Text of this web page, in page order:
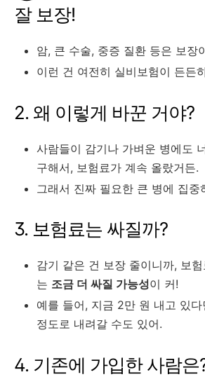
잘 보장!
암, 큰 수술, 중증 질환 등은 보장
이런 건 여전히 실비보험이 든든
2. 왜 이렇게 바꾼 거야?
사람들이 감기나 가벼운 병에도
구해서, 보험료가 계속 올랐거든.
그래서 진짜 필요한 큰 병에 집중
3. 보험료는 싸질까?
감기 같은 건 보장 줄이니까, 보
는 조금 더 싸질 가능성이 커!
예를 들어, 지금 2만 원 내고 있다
정도로 내려갈 수도 있어.
4. 기존에 가입한 사람은